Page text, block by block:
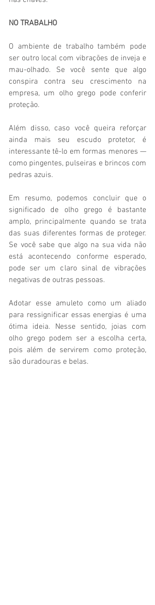
NO TRABALHO
O ambiente de trabalho também pode
ser outro local com vibrações de inveja e
mau-olhado. Se você sente que algo
conspira contra seu crescimento na
empresa, um olho grego pode conferir
proteção.
Além disso, caso você queira reforçar
ainda mais seu escudo protetor, é
interessante tê-lo em formas menores —
como pingentes, pulseiras e brincos com
pedras azuis.
Em resumo, podemos concluir que o
significado de olho grego é bastante
amplo, principalmente quando se trata
das suas diferentes formas de proteger.
Se você sabe que algo na sua vida não
está acontecendo conforme esperado,
pode ser um claro sinal de vibrações
negativas de outras pessoas.
Adotar esse amuleto como um aliado
para ressignificar essas energias é uma
ótima ideia. Nesse sentido, joias com
olho grego podem ser a escolha certa,
pois além de servirem como proteção,
são duradouras e belas.